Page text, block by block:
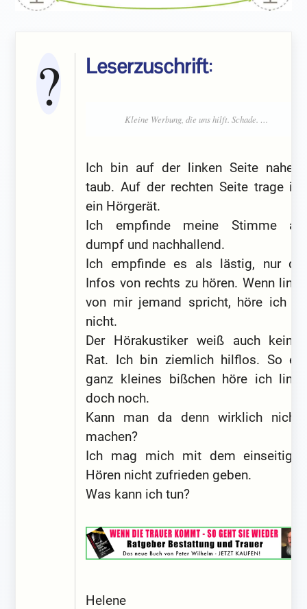
Leserzuschrift:
Ich bin auf der linken Seite nahezu
taub. Auf der rechten Seite trage ich
ein Hörgerät.
Ich empfinde meine Stimme als
dumpf und nachhallend.
Ich empfinde es als lästig, nur die
Infos von rechts zu hören. Wenn links
von mir jemand spricht, höre ich es
nicht.
Der Hörakustiker weiß auch keinen
Rat. Ich bin ziemlich hilflos. So ein
ganz kleines bißchen höre ich links
doch noch.
Kann man da denn wirklich nichts
machen?
Ich mag mich mit dem einseitigen
Hören nicht zufrieden geben.
Was kann ich tun?
Helene